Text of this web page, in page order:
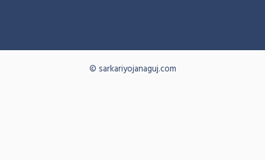
© sarkariyojanaguj.com